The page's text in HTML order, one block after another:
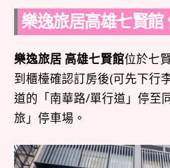
樂逸旅居高雄七賢館
樂逸旅居 高雄七賢館位於七
到櫃檯確認訂房後(可先下行
道的「南華路/單行道」停至
旅」停車場。